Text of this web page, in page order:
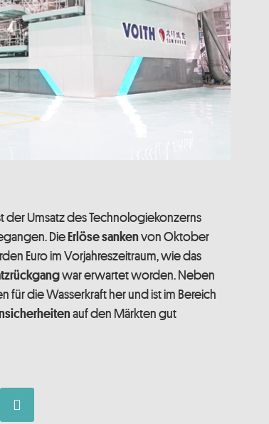
der Umsatz des Technologiekonzerns
DieErlöse sankenvon Oktober
Euro im Vorjahreszeitraum, wie das
war erwartet worden. Neben
für die Wasserkraft her und ist im Bereich
auf den Märkten gut